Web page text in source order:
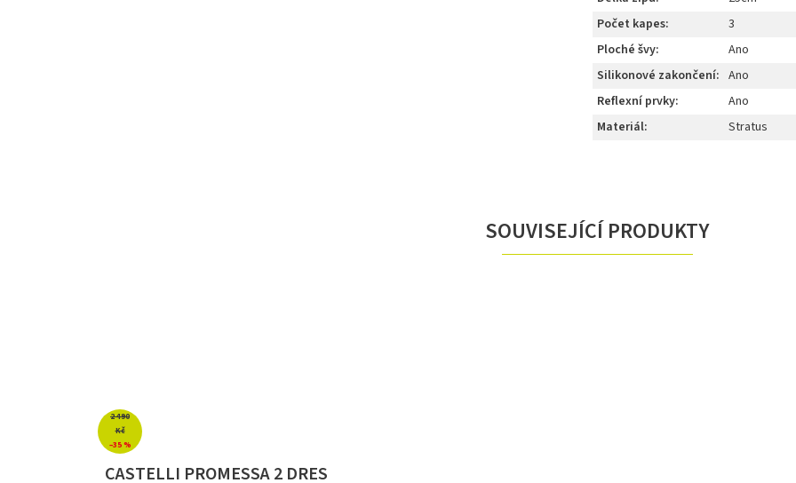
SOUVISEJÍCÍ PRODUKTY
2 490
Kč
–35 %
CASTELLI PROMESSA 2 DRES
Počet kapes:
3
Ploché švy:
Ano
Silikonové zakončení: Ano
Reflexní prvky:
Ano
Materiál: Stratus